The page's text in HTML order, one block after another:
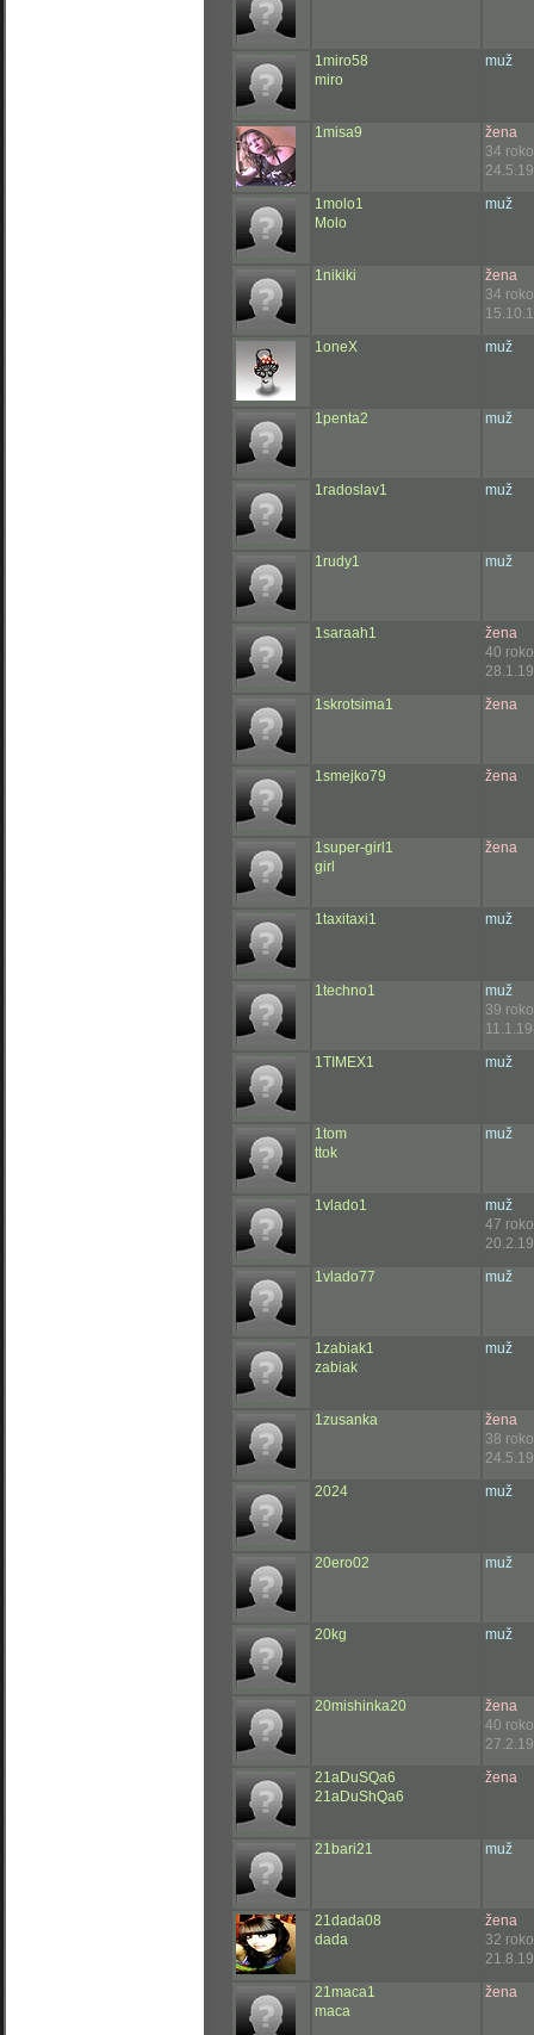
1miro58
miro
muž
1misa9
žena
34
1molo1
Molo
muž
1nikiki
žena
34
1oneX
muž
1penta2 muž
1radoslav1 muž
1rudy1 muž
1saraah1
žena
40
1skrotsima1
žena
1smejko79 žena
1super-girl1
girl
žena
1taxitaxi1 muž
1techno1
muž
39
1TIMEX1
muž
1tom
ttok
muž
1vlado1
muž
47
1vlado77
muž
1zabiak1
zabiak
muž
1zusanka
žena
38
2024
muž
20ero02 muž
20kg muž
20mishinka20
žena
40
21aDuSQa6
21aDuShQa6
žena
21bari21 muž
21dada08
dada
žena
32
21maca1
maca
žena